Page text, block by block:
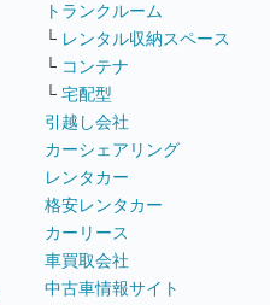
トランクルーム
└ レンタル収納スペース
└ コンテナ
└ 宅配型
引越し会社
カーシェアリング
レンタカー
格安レンタカー
カーリース
車買取会社
中古車情報サイト